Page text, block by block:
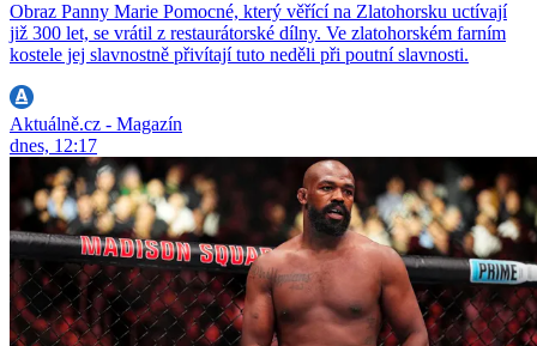
Obraz Panny Marie Pomocné, který věřící na Zlatohorsku uctívají
již 300 let, se vrátil z restaurátorské dílny. Ve zlatohorském farním
kostele jej slavnostně přivítají tuto neděli při poutní slavnosti.
Aktuálně.cz - Magazín
dnes, 12:17